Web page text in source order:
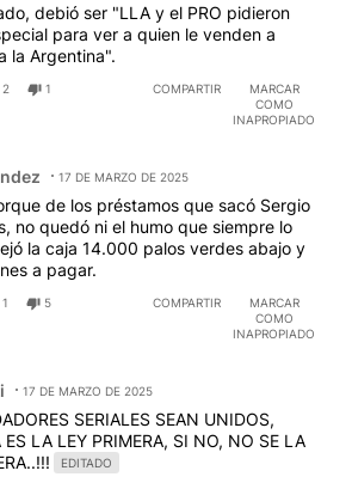
debió ser "LLA y el PRO pidieron
para ver a quien le venden a
la Argentina".
2 1 COMPARTIR
MARCAR
COMO
INAPROPIADO
17 DE MARZO DE 2025
de los préstamos que sacó Sergio
no quedó ni el humo que siempre lo
la caja 14.000 palos verdes abajo y
a pagar.
1 5 COMPARTIR
MARCAR
COMO
INAPROPIADO
Pichetti.
17 DE MARZO DE 2025
SERIALES SEAN UNIDOS,
ES LA LEY PRIMERA, SI NO, NO SE LA
EDITADO